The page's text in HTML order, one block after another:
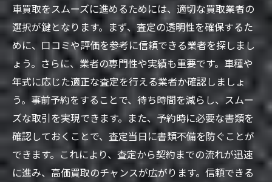
オプション装備の査定への影響
メンテナンスで査定アップを狙う方法
成功する車買取のための信頼できる業者とのコ
ミュニケーション術
信頼関係を築くためのコミュニケーション
法
正確な情報伝達のためのポイント
業者との交渉で重要な聞く力
トラブル回避のためのコミュニケーション
車買取をスムーズに進めるためには、適切な買取業者の
選択が鍵となります。まず、査定の透明性を確保するた
めに、口コミや評価を参考に信頼できる業者を探しまし
ょう。さらに、業者の専門性や実績も重要です。車種や
年式に応じた適正な査定を行える業者か確認しましょ
う。事前予約をすることで、待ち時間を減らし、スムー
ズな取引を実現できます。また、予約時に必要な書類を
確認しておくことで、査定当日に書類不備を防ぐことが
できます。これにより、査定から契約までの流れが迅速
に進み、高価買取のチャンスが広がります。信頼できる